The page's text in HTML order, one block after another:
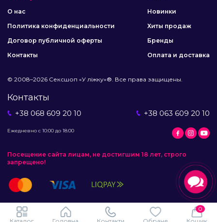
О нас
Политика конфиденциальности
Договор публичной оферты
Контакты
Новинки
Хиты продаж
Бренды
Оплата и доставка
© 2008–2026 Сексшоп «У ліжку»®. Все права защищены.
Контакты
+38 068 609 20 10 +38 063 609 20 10
Ежедневно с 10:00 до 18:00
Посещение сайта лицам, не достигшим 18 лет, строго
запрещено!
0